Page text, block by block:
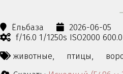
Ёльбаза 2026-06-05
f/16.0 1/1250s ISO2000 600.0
животные,
птицы,